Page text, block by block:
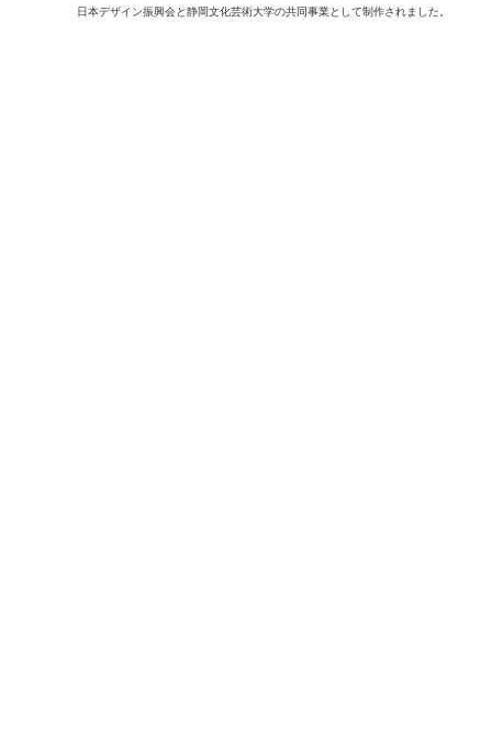
日本デザイン振興会と静岡文化芸術大学の共同事業として制作されました。